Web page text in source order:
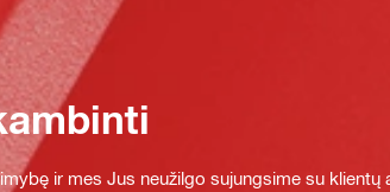
ir mes Jus neužilgo sujungsime su klientų